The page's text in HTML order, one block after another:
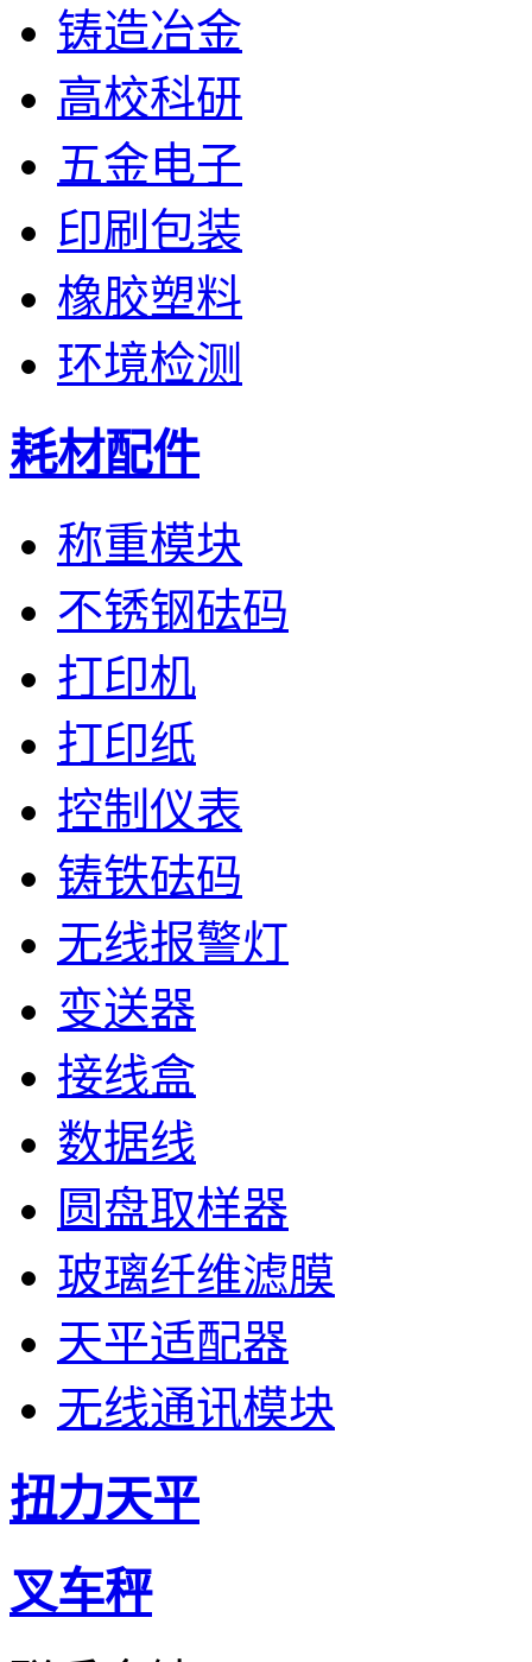
铸造冶金
高校科研
五金电子
印刷包装
橡胶塑料
环境检测
耗材配件
称重模块
不锈钢砝码
打印机
打印纸
控制仪表
铸铁砝码
无线报警灯
变送器
接线盒
数据线
圆盘取样器
玻璃纤维滤膜
天平适配器
无线通讯模块
扭力天平
叉车秤